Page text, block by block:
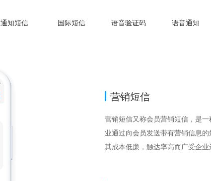
通知短信 国际短信 语音验证码 语音通知
营销短信
营销短信又称会员营销短信，是
业通过向会员发送带有营销信息
其成本低廉，触达率高而广受企